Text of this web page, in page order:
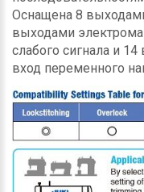
Оснащена 8
выходами
слабого сигнала и
вход переменного